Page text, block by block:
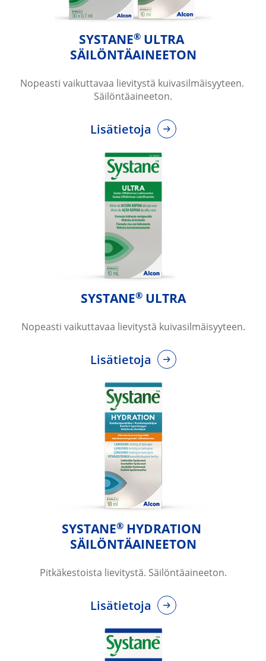
SYSTANE® ULTRA
SÄILÖNTÄAINEETON
Nopeasti vaikuttavaa lievitystä kuivasilmäisyyteen.
Säilöntäaineeton.
Lisätietoja
SYSTANE® ULTRA
Nopeasti vaikuttavaa lievitystä kuivasilmäisyyteen.
Lisätietoja
SYSTANE® HYDRATION
SÄILÖNTÄAINEETON
Pitkäkestoista lievitystä. Säilöntäaineeton.
Lisätietoja